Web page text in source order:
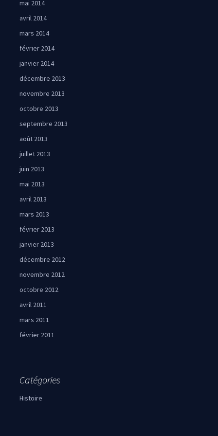
mai 2014
avril 2014
mars 2014
février 2014
janvier 2014
décembre 2013
novembre 2013
octobre 2013
septembre 2013
août 2013
juillet 2013
juin 2013
mai 2013
avril 2013
mars 2013
février 2013
janvier 2013
décembre 2012
novembre 2012
octobre 2012
avril 2011
mars 2011
février 2011
Catégories
Histoire